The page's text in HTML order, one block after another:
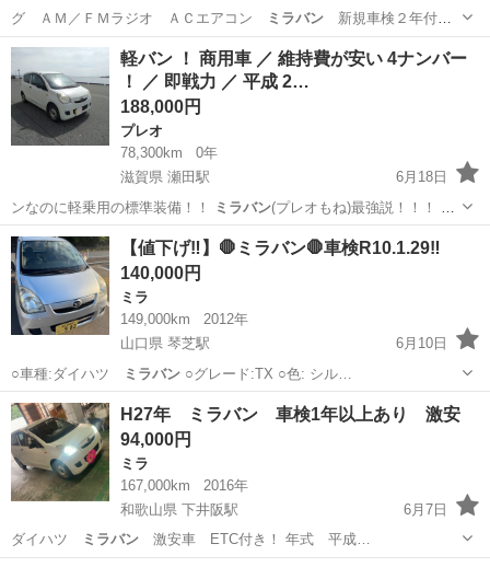
グ ＡＭ／ＦＭラジオ ＡＣエアコン ミラバン新規車検２年付
１２ヶ月点検整備 …
兵庫 加古川市
軽バン ！ 商用車 ／ 維持費が安い 4ナンバー
！ ／ 即戦力 ／ 平成 2…
188,000円
プレオ
78,300km
0年
滋賀県 瀬田駅
6月18日
ンなのに軽乗用の標準装備！！
ミラバン(プレオもね)最強説！！！ タ
ーボ…
滋賀 大津市 瀬田駅 プレオ
【値下げ‼️】🛑ミラバン🛑車検R10.1.29‼️
140,000円
ミラ
149,000km
2012年
山口県 琴芝駅
6月10日
○車種:ダイハツ
ミラバン ○グレード:TX ○色: シル…
山口 宇部市 琴芝駅
H27年 ミラバン 車検1年以上あり 激安
94,000円
ミラ
167,000km
2016年
和歌山県 下井阪駅
6月7日
ダイハツ
ミラバン 激安車 ETC付き！ 年式 平成…